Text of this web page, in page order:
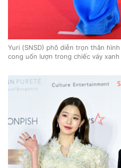
Yuri (SNSD) phô diễn trọn thân
cong uốn lượn trong chiếc váy xanh